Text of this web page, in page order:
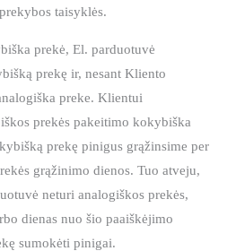
taisyklės.
prekė, El. parduotuvė
prekę ir, nesant Kliento
preke. Klientui
prekės pakeitimo kokybiška
prekę pinigus grąžinsime per
grąžinimo dienos. Tuo atveju,
neturi analogiškos prekės,
dienas nuo šio paaiškėjimo
sumokėti pinigai.